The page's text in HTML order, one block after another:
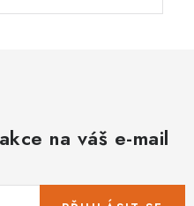
na váš e-mail